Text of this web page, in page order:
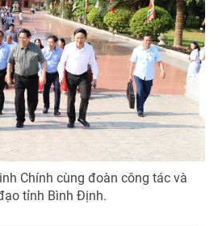
Chính cùng đoàn công tác và
tỉnh Bình Định.